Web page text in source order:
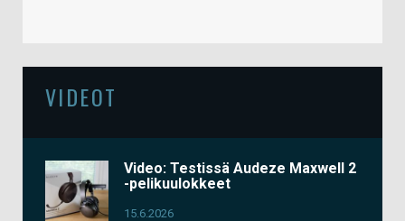
VIDEOT
Video: Testissä Audeze Maxwell 2
-pelikuulokkeet
15.6.2026